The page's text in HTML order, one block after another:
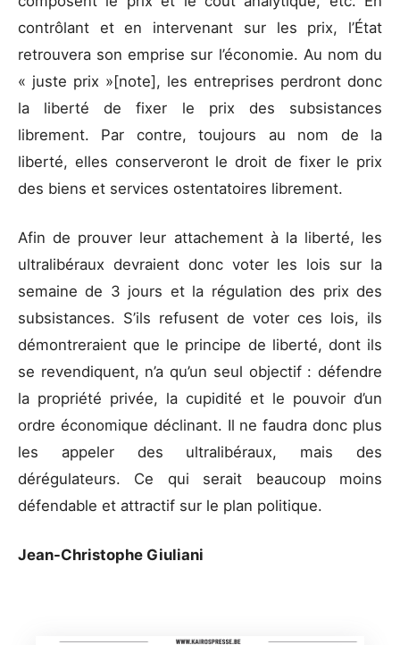
contrôlant et en intervenant sur les prix, l’État
retrouvera son emprise sur l’économie. Au nom du
« juste prix »[note], les entreprises perdront donc
la liberté de fixer le prix des subsistances
librement. Par contre, toujours au nom de la
liberté, elles conserveront le droit de fixer le prix
des biens et services ostentatoires librement.
Afin de prouver leur attachement à la liberté, les
ultralibéraux devraient donc voter les lois sur la
semaine de 3 jours et la régulation des prix des
subsistances. S’ils refusent de voter ces lois, ils
démontreraient que le principe de liberté, dont ils
se revendiquent, n’a qu’un seul objectif : défendre
la propriété privée, la cupidité et le pouvoir d’un
ordre économique déclinant. Il ne faudra donc plus
les appeler des ultralibéraux, mais des
dérégulateurs. Ce qui serait beaucoup moins
défendable et attractif sur le plan politique.
Jean-Christophe Giuliani